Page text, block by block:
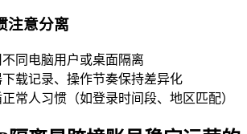
注意分离
同电脑用户或桌面隔离
载记录、操作节奏保持差异化
常人习惯（如登录时间段、地区匹配）